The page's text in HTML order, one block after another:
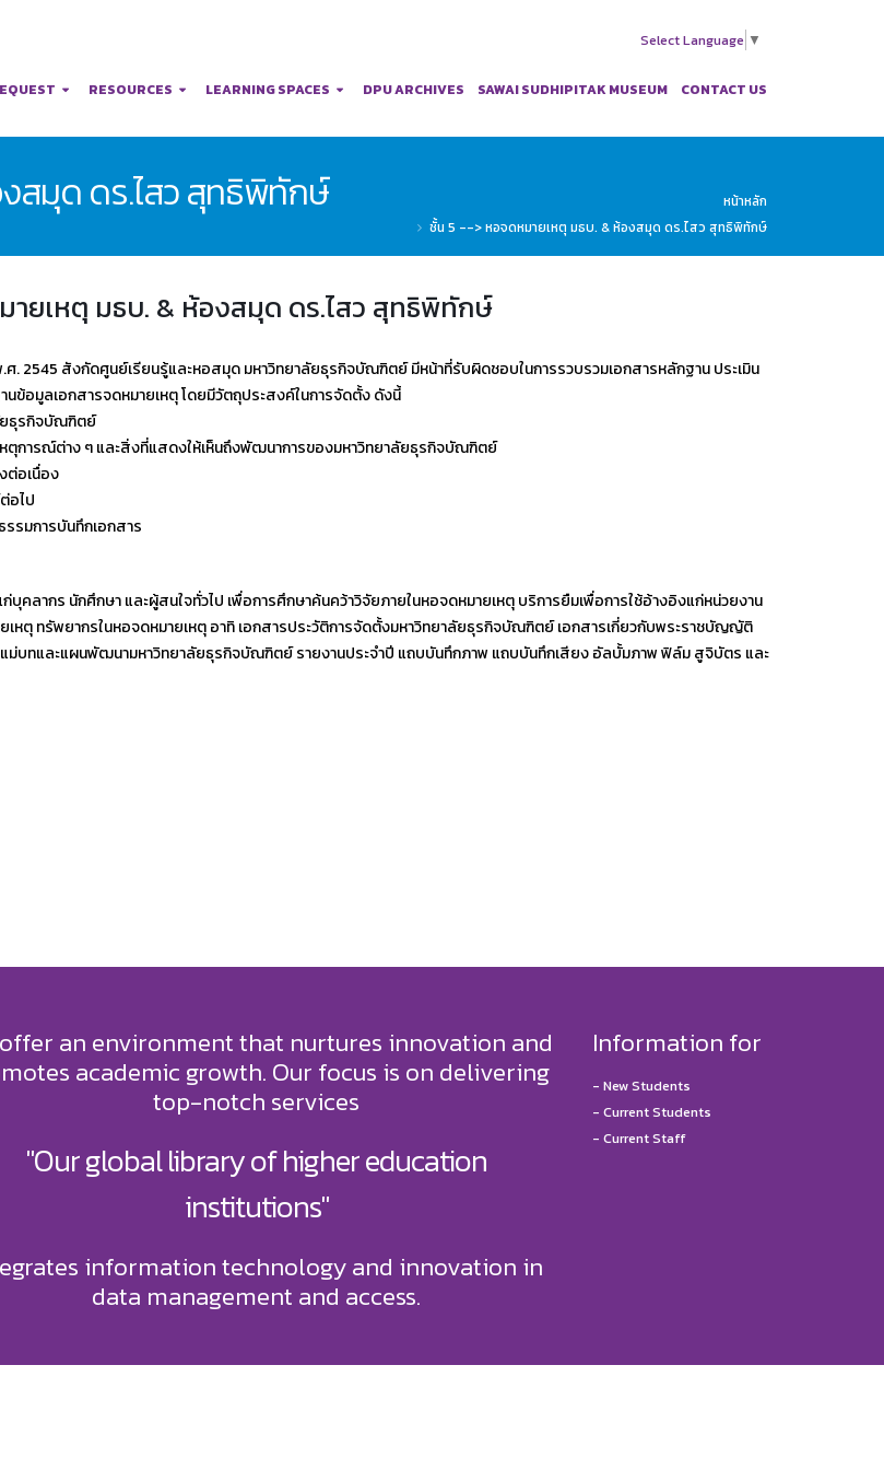
Select Language ▼
RESOURCES LEARNING SPACES DPU ARCHIVES SAWAI SUDHIPITAK MUSEUM CONTACT US
สมุด ดร.ไสว สุทธิพิทักษ์
หน้าหลัก
ชั้น 5 --> หอจดหมายเหตุ มธบ. & ห้องสมุด ดร.ไสว สุทธิพิทักษ์
ยเหตุ มธบ. & ห้องสมุด ดร.ไสว สุทธิพิทักษ์
สังกัดศูนย์เรียนรู้และหอสมุด มหาวิทยาลัยธุรกิจบัณฑิตย์ มีหน้าที่รับผิดชอบในการรวบรวมเอกสารหลักฐาน ประเมิน
ข้อมูลเอกสารจดหมายเหตุ โดยมีวัตถุประสงค์ในการจัดตั้ง ดังนี้
ยธุรกิจบัณฑิตย์
ตุการณ์ต่าง ๆ และสิ่งที่แสดงให้เห็นถึงพัฒนาการของมหาวิทยาลัยธุรกิจบัณฑิตย์
ต่อเนื่อง
อไป
รมการบันทึกเอกสาร
ลากร นักศึกษา และผู้สนใจทั่วไป เพื่อการศึกษาค้นคว้าวิจัยภายในหอจดหมายเหตุ บริการยืมเพื่อการใช้อ้างอิงแก่หน่วยงาน
หตุ ทรัพยากรในหอจดหมายเหตุ อาทิ เอกสารประวัติการจัดตั้งมหาวิทยาลัยธุรกิจบัณฑิตย์ เอกสารเกี่ยวกับพระราชบัญญัติ
ม่บทและแผนพัฒนามหาวิทยาลัยธุรกิจบัณฑิตย์ รายงานประจำปี แถบบันทึกภาพ แถบบันทึกเสียง อัลบั้มภาพ ฟิล์ม สูจิบัตร และ
an environment that nurtures innovation and
academic growth. Our focus is on delivering
top-notch services
"Our global library of higher education
institutions"
information technology and innovation in
data management and access.
Information for
- New Students
- Current Students
- Current Staff